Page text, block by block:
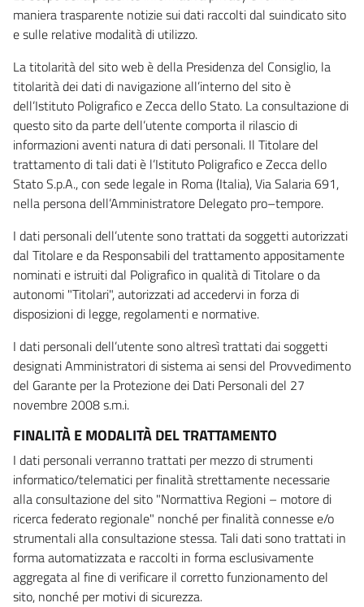
maniera trasparente notizie sui dati raccolti dal suindicato sito
e sulle relative modalità di utilizzo.
La titolarità del sito web è della Presidenza del Consiglio, la
titolarità dei dati di navigazione all’interno del sito è
dell’Istituto Poligrafico e Zecca dello Stato. La consultazione di
questo sito da parte dell’utente comporta il rilascio di
informazioni aventi natura di dati personali. Il Titolare del
trattamento di tali dati è l’Istituto Poligrafico e Zecca dello
Stato S.p.A., con sede legale in Roma (Italia), Via Salaria 691,
nella persona dell’Amministratore Delegato pro–tempore.
I dati personali dell’utente sono trattati da soggetti autorizzati
dal Titolare e da Responsabili del trattamento appositamente
nominati e istruiti dal Poligrafico in qualità di Titolare o da
autonomi "Titolari", autorizzati ad accedervi in forza di
disposizioni di legge, regolamenti e normative.
I dati personali dell’utente sono altresì trattati dai soggetti
designati Amministratori di sistema ai sensi del Provvedimento
del Garante per la Protezione dei Dati Personali del 27
novembre 2008 s.m.i.
FINALITÀ E MODALITÀ DEL TRATTAMENTO
I dati personali verranno trattati per mezzo di strumenti
informatico/telematici per finalità strettamente necessarie
alla consultazione del sito "Normattiva Regioni – motore di
ricerca federato regionale" nonché per finalità connesse e/o
strumentali alla consultazione stessa. Tali dati sono trattati in
forma automatizzata e raccolti in forma esclusivamente
aggregata al fine di verificare il corretto funzionamento del
sito, nonché per motivi di sicurezza.